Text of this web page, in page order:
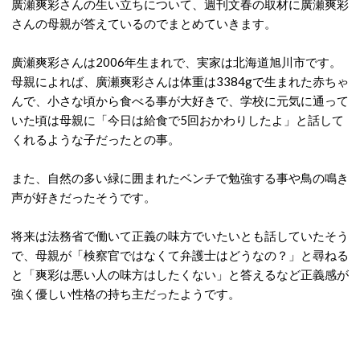
廣瀬爽彩さんの生い立ちについて、週刊文春の取材に廣瀬爽彩
さんの母親が答えているのでまとめていきます。
廣瀬爽彩さんは2006年生まれで、実家は北海道旭川市です。
母親によれば、廣瀬爽彩さんは体重は3384gで生まれた赤ちゃ
んで、小さな頃から食べる事が大好きで、学校に元気に通って
いた頃は母親に「今日は給食で5回おかわりしたよ」と話して
くれるような子だったとの事。
また、自然の多い緑に囲まれたベンチで勉強する事や鳥の鳴き
声が好きだったそうです。
将来は法務省で働いて正義の味方でいたいとも話していたそう
で、母親が「検察官ではなくて弁護士はどうなの？」と尋ねる
と「爽彩は悪い人の味方はしたくない」と答えるなど正義感が
強く優しい性格の持ち主だったようです。